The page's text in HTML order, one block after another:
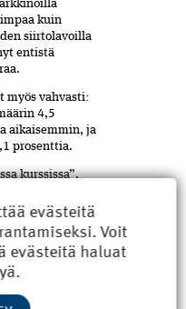
kuin
siirtolavoilla
entistä
myös vahvasti:
4,5
aikaisemmin, ja
prosenttia.
kurssissa”,
kotimaan
kysyntää
2021 oli
ole nähty sitten
evästeitä
Voit
evästeitä haluat